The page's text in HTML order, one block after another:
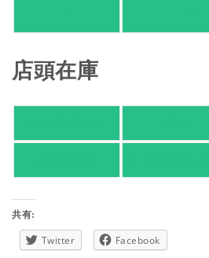
店頭在庫
共有:
Twitter Facebook